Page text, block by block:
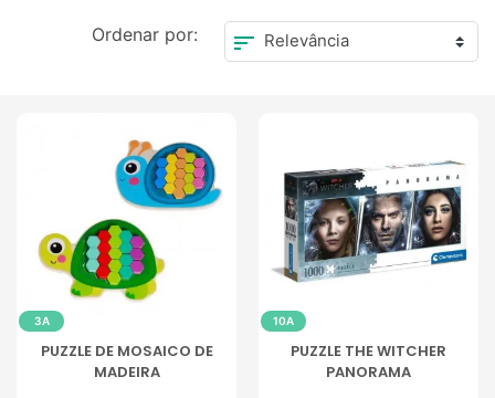
Ordenar por: sort
3A
PUZZLE DE MOSAICO DE
MADEIRA
10A
PUZZLE THE WITCHER
PANORAMA